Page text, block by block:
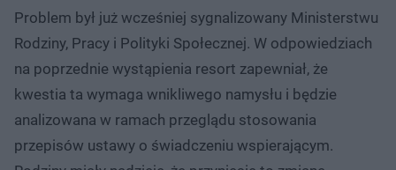
Problem był już wcześniej sygnalizowany Ministerstwu
Rodziny, Pracy i Polityki Społecznej. W odpowiedziach
na poprzednie wystąpienia resort zapewniał, że
kwestia ta wymaga wnikliwego namysłu i będzie
analizowana w ramach przeglądu stosowania
przepisów ustawy o świadczeniu wspierającym.